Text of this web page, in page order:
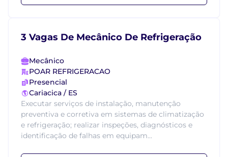
3 Vagas De Mecânico De Refrigeração
Mecânico
POAR REFRIGERACAO
Presencial
Cariacica / ES
Executar serviços de instalação, manutenção
preventiva e corretiva em sistemas de climatização
e refrigeração; realizar inspeções, diagnósticos e
identificação de falhas em equipam...